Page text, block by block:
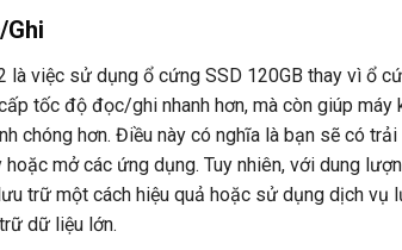
Ghi
là việc sử dụng ổ cứng SSD 120GB thay vì ổ
tốc độ đọc/ghi nhanh hơn, mà còn giúp máy
chóng hơn. Điều này có nghĩa là bạn sẽ có trải
mở các ứng dụng. Tuy nhiên, với dung
trữ một cách hiệu quả hoặc sử dụng dịch vụ
dữ liệu lớn.